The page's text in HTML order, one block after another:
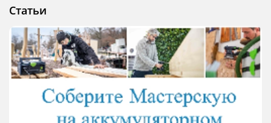
Статьи